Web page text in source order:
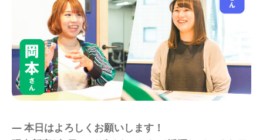
― 本日はよろしくお願いします！